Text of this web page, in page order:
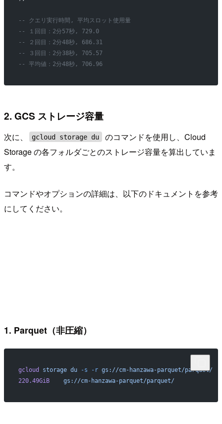
-- クエリ実行時間, 平均スロット使用量
-- １回目：2分57秒, 729.0
-- ２回目：2分48秒, 686.31
-- ３回目：2分38秒, 705.57
-- 平均値：2分48秒, 706.96
2. GCS ストレージ容量
次に、 gcloud storage du
のコマンドを使用し、Cloud
Storage の各フォルダごとのストレージ容量を算出していま
す。
コマンドやオプションの詳細は、以下のドキュメントを参考
にしてください。
1. Parquet（非圧縮）
gcloud storage du -s -r gs://cm-hanzawa-parquet/parquet/
220.49GiB
    gs://cm-hanzawa-parquet/parquet/